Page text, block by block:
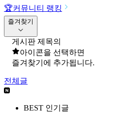
🏆커뮤니티 랭킹
즐겨찾기
게시판 제목의
아이콘을 선택하면
즐겨찾기에 추가됩니다.
전체글
BEST 인기글